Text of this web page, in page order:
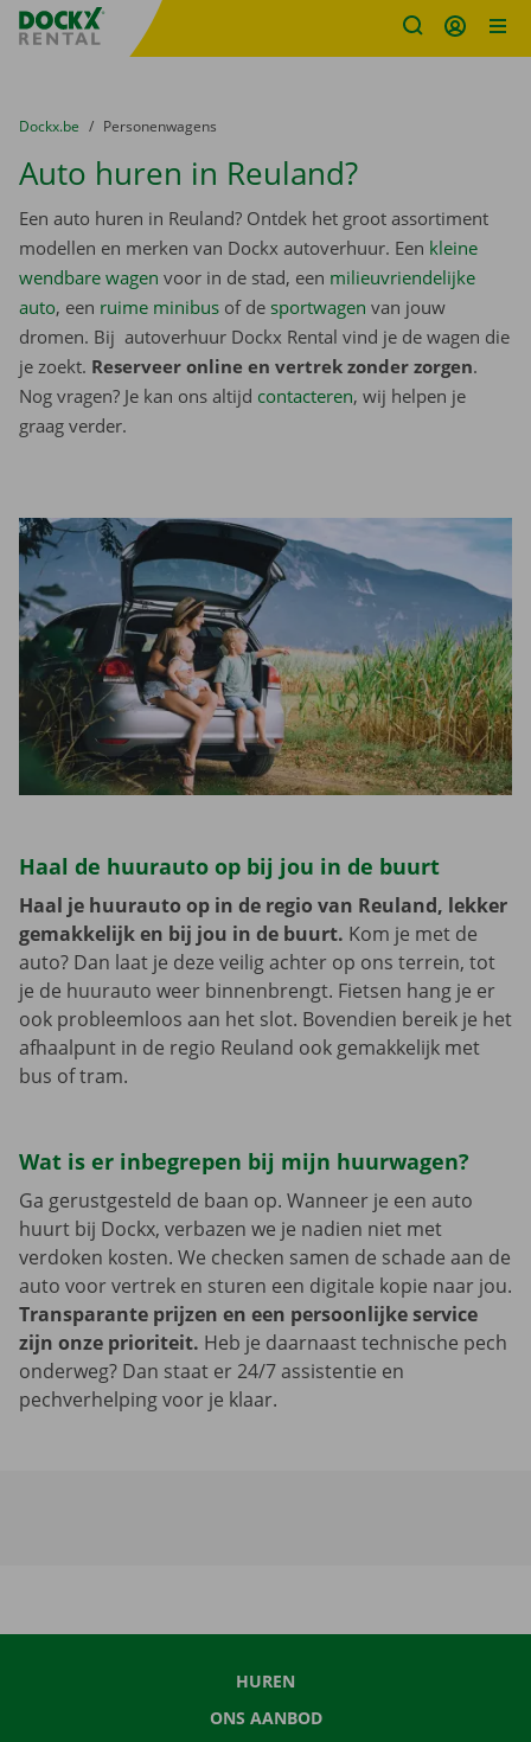
Fratello DEMO
U bevindt zich hier:
van
Dockx.be naar
Personenwagens
Auto huren in Reuland?
Een auto huren in Reuland? Ontdek het groot assortiment
modellen en merken van Dockx autoverhuur. Een kleine
wendbare wagen voor in de stad, een milieuvriendelijke
auto, een ruime minibus of de sportwagen van jouw
dromen. Bij autoverhuur Dockx Rental vind je de wagen die
je zoekt. Reserveer online en vertrek zonder zorgen.
Nog vragen? Je kan ons altijd contacteren, wij helpen je
graag verder.
Haal de huurauto op bij jou in de buurt
Haal je huurauto op in de regio van Reuland, lekker
gemakkelijk en bij jou in de buurt. Kom je met de
auto? Dan laat je deze veilig achter op ons terrein, tot
je de huurauto weer binnenbrengt. Fietsen hang je er
ook probleemloos aan het slot. Bovendien bereik je het
afhaalpunt in de regio Reuland ook gemakkelijk met
bus of tram.
Wat is er inbegrepen bij mijn huurwagen?
Ga gerustgesteld de baan op. Wanneer je een auto
huurt bij Dockx, verbazen we je nadien niet met
verdoken kosten. We checken samen de schade aan de
auto voor vertrek en sturen een digitale kopie naar jou.
Transparante prijzen en een persoonlijke service
zijn onze prioriteit. Heb je daarnaast technische pech
onderweg? Dan staat er 24/7 assistentie en
pechverhelping voor je klaar.
HUREN
ONS AANBOD